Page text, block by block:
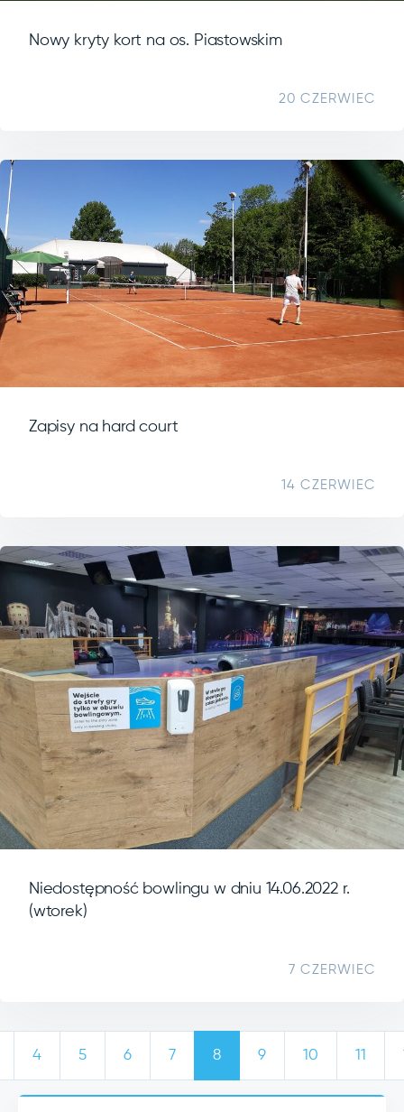
Nowy kryty kort na os. Piastowskim
20 CZERWIEC
Zapisy na hard court
14 CZERWIEC
Niedostępność bowlingu w dniu 14.06.2022 r.
(wtorek)
7 CZERWIEC
4 5 6 7 8 9 10 11